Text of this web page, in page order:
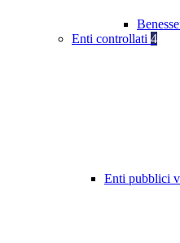
Enti controllati 4
Enti pubblici